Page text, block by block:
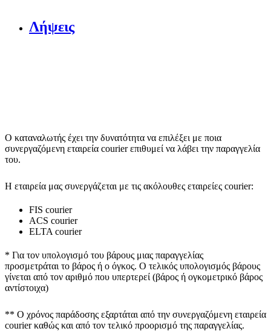
Λήψεις
Ο καταναλωτής έχει την δυνατότητα να επιλέξει με ποια
συνεργαζόμενη εταιρεία courier επιθυμεί να λάβει την παραγγελία
του.
Η εταιρεία μας συνεργάζεται με τις ακόλουθες εταιρείες courier:
FIS courier
ACS courier
ELTA courier
* Για τον υπολογισμό του βάρους μιας παραγγελίας
προσμετράται το βάρος ή ο όγκος. Ο τελικός υπολογισμός βάρους
γίνεται από τον αριθμό που υπερτερεί (βάρος ή ογκομετρικό βάρος
αντίστοιχα)
** Ο χρόνος παράδοσης εξαρτάται από την συνεργαζόμενη εταιρεία
courier καθώς και από τον τελικό προορισμό της παραγγελίας.